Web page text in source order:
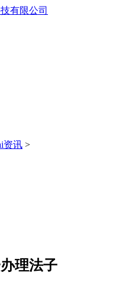
资讯 >
理法子